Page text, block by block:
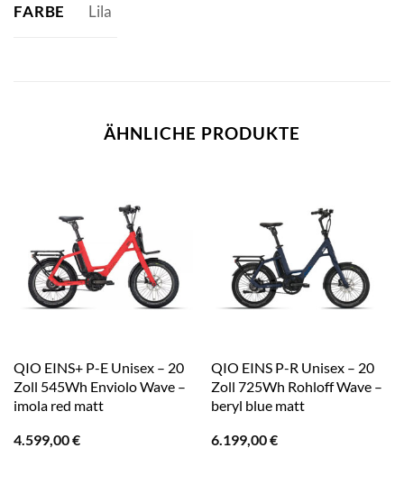
FARBE Lila
ÄHNLICHE PRODUKTE
QIO EINS+ P-E Unisex – 20
Zoll 545Wh Enviolo Wave –
imola red matt
4.599,00€
QIO EINS P-R Unisex – 20
Zoll 725Wh Rohloff Wave –
beryl blue matt
6.199,00€